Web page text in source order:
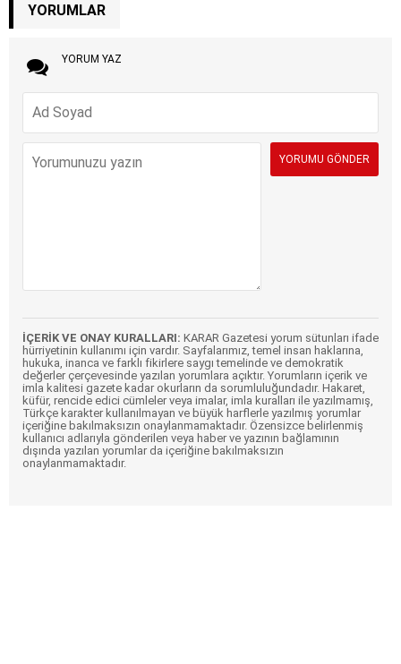
YORUMLAR
YORUM YAZ
İÇERİK VE ONAY KURALLARI: KARAR Gazetesi yorum sütunları ifade
hürriyetinin kullanımı için vardır. Sayfalarımız, temel insan haklarına,
hukuka, inanca ve farklı fikirlere saygı temelinde ve demokratik
değerler çerçevesinde yazılan yorumlara açıktır. Yorumların içerik ve
imla kalitesi gazete kadar okurların da sorumluluğundadır. Hakaret,
küfür, rencide edici cümleler veya imalar, imla kuralları ile yazılmamış,
Türkçe karakter kullanılmayan ve büyük harflerle yazılmış yorumlar
içeriğine bakılmaksızın onaylanmamaktadır. Özensizce belirlenmiş
kullanıcı adlarıyla gönderilen veya haber ve yazının bağlamının
dışında yazılan yorumlar da içeriğine bakılmaksızın
onaylanmamaktadır.